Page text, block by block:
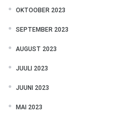
OKTOOBER 2023
SEPTEMBER 2023
AUGUST 2023
JUULI 2023
JUUNI 2023
MAI 2023